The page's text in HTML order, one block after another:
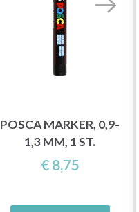
POSCA MARKER, 0,9-
1,3 MM, 1 ST.
€ 8,75